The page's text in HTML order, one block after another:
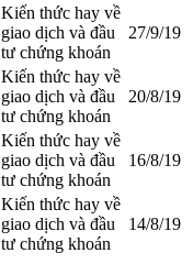
Kiến thức hay về
giao dịch và đầu
tư chứng khoán
27/9/19
Kiến thức hay về
giao dịch và đầu
tư chứng khoán
20/8/19
Kiến thức hay về
giao dịch và đầu
tư chứng khoán
16/8/19
Kiến thức hay về
giao dịch và đầu
tư chứng khoán
14/8/19